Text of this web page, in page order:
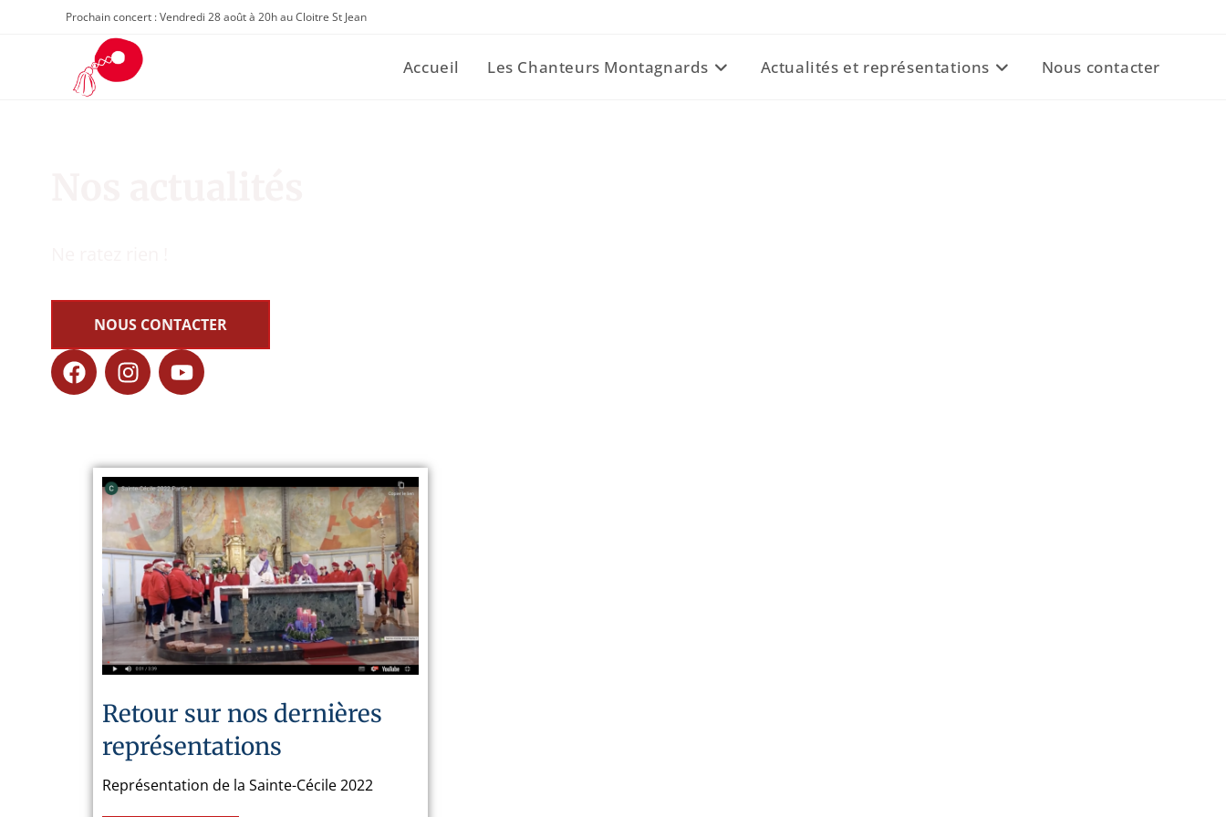
Prochain concert : Vendredi 28 août à 20h au Cloitre St Jean
Accueil Les Chanteurs Montagnards Actualités et représentations Nous contacter
NOUS CONTACTER
Retour sur nos dernières
représentations
Représentation de la Sainte-Cécile 2022